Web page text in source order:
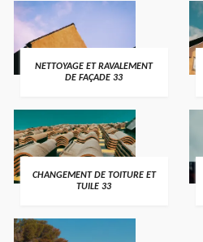
NETTOYAGE ET RAVALEMENT
DE FAÇADE 33
CHANGEMENT DE TOITURE ET
TUILE 33